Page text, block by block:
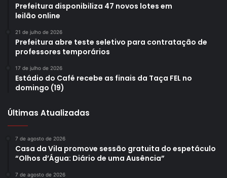
Prefeitura disponibiliza 47 novos lotes em
leilão online
21 de julho de 2026
Prefeitura abre teste seletivo para contratação de
professores temporários
17 de julho de 2026
Estádio do Café recebe as finais da Taça FEL no
domingo (19)
Últimas Atualizadas
7 de agosto de 2026
Casa da Vila promove sessão gratuita do espetáculo
“Olhos d’Água: Diário de uma Ausência”
7 de agosto de 2026